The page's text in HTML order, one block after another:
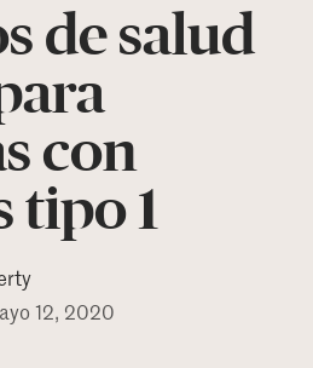
de salud
con
tipo 1
12, 2020